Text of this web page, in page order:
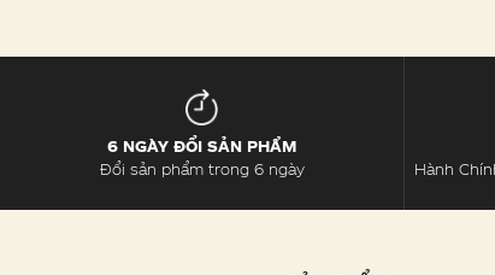
6 NGÀY ĐỔI SẢN PHẨM
Đổi sản phẩm trong 6 ngày
Hành